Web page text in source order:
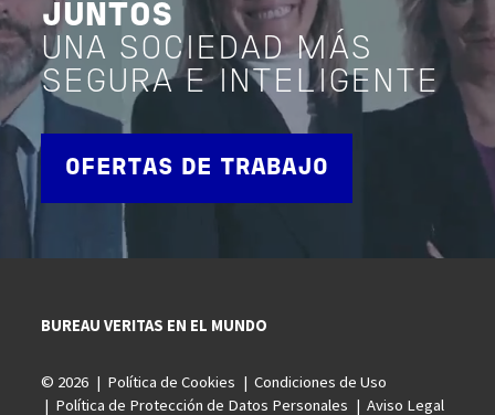
JUNTOS
UNA SOCIEDAD MÁS
SEGURA E INTELIGENTE
OFERTAS DE TRABAJO
BUREAU VERITAS EN EL MUNDO
© 2026 Política de Cookies
Condiciones de Uso
Política de Protección de Datos Personales
Aviso Legal